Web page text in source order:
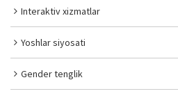
Interaktiv xizmatlar
Yoshlar siyosati
Gender tenglik